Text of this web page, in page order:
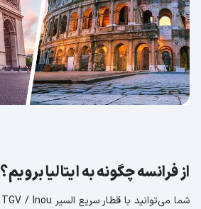
از فرانسه چگونه به ایتالیا برویم؟